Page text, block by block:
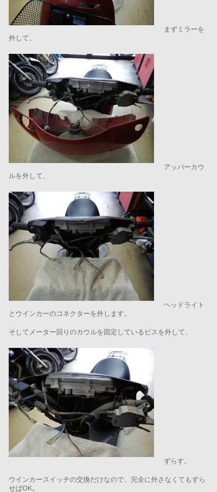
まずミラーを
外して、
アッパーカウ
ルを外して、
ヘッドライト
とウインカーのコネクターを外します。
そしてメーター回りのカウルを固定しているビスを外して、
ずらす。
ウインカースイッチの交換だけなので、完全に外さなくてもずら
せばOK。